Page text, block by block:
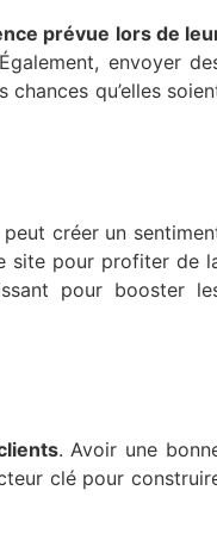
prévue lors de
envoyer
qu’elles
peut créer un
site pour profiter de
pour booster
. Avoir une
clé pour